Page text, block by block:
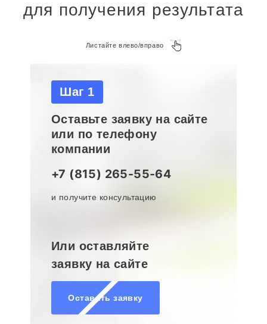
для получения результата
Листайте влево/вправо
Шаг 1
Оставьте заявку на сайте
или по телефону
компании
+7 (815) 265-55-64
и получите консультацию
Или оставляйте
заявку на сайте
Оставить заявку